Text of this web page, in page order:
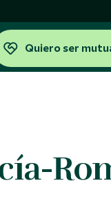
Quiero ser
Previsión Asegurado
jubilación